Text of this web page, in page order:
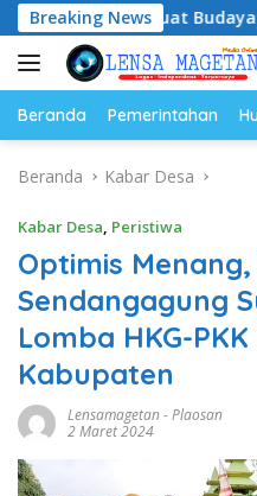
Langsung
ke
konten
Breaking News
Budaya Gemar Makan
Beranda Pemerintahan
Beranda Kabar Desa
Kabar Desa, Peristiwa
Optimis Menang,
Sendangagung
Lomba HKG-
Kabupaten
Lensamagetan-Plaosan
2 Maret 2024